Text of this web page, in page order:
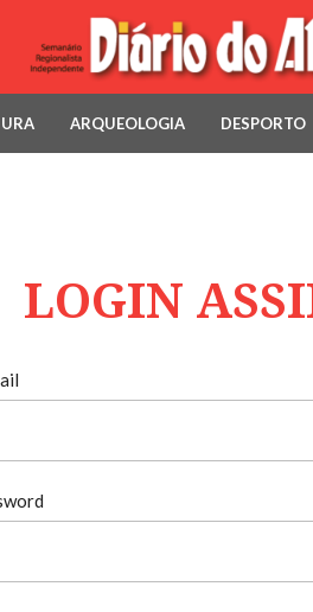
ARQUEOLOGIA DESPORTO
LOGIN